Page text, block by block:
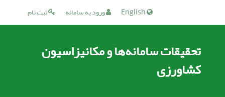
ثبت نام ورود به سامانه
تحقیقات سامانه‌ها و مکانیزاسیون
کشاورزی